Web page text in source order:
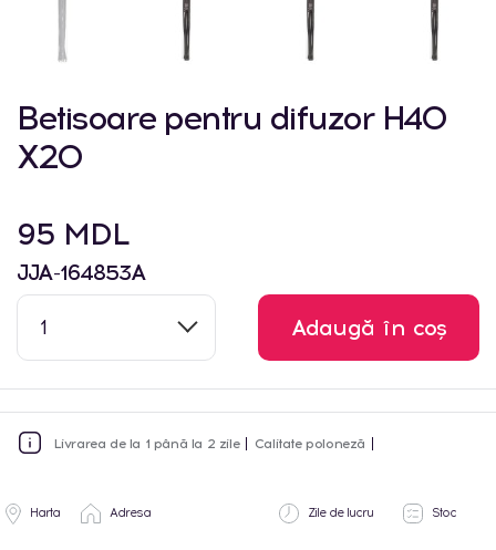
Betisoare pentru difuzor H40
X20
95 MDL
JJA-164853A
1 Adaugă în coș
Livrarea de la 1 până la 2 zile Calitate poloneză
Harta Adresa Zile de lucru Stoc